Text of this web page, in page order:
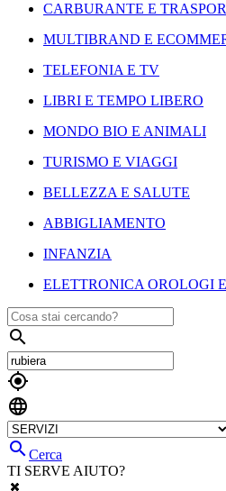
CARBURANTE E
MULTIBRAND E
TELEFONIA E TV
LIBRI E TEMPO LIBERO
MONDO BIO E ANIMALI
TURISMO E VIAGGI
BELLEZZA E SALUTE
ABBIGLIAMENTO
INFANZIA
ELETTRONICA OROLOGI



Cerca
TI SERVE AIUTO?